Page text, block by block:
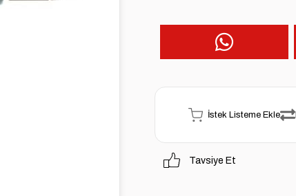
İstek Listeme Ekle
Tavsiye Et